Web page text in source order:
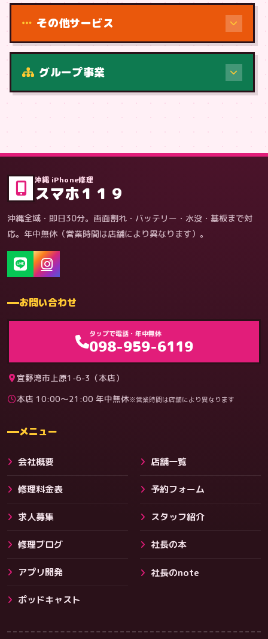
その他サービス
症状・内容から
料金
その他サービス
グループ事業
沖縄 iPhone修理
スマホ１１９
沖縄全域・即日30分。画面割れ・バッテリー・水没・基板まで対
応。年中無休（営業時間は店舗により異なります）。
お問い合わせ
タップで電話・年中無休
098-959-6119
宜野湾市上原1-6-3（本店）
本店 10:00〜21:00 年中無休※営業時間は店舗により異なります
メニュー
会社概要 店舗一覧
修理料金表 予約フォーム
求人募集 スタッフ紹介
修理ブログ 社長の本
アプリ開発 社長のnote
ポッドキャスト